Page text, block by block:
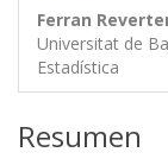
Ferran
Universitat de
Estadística
Resumen